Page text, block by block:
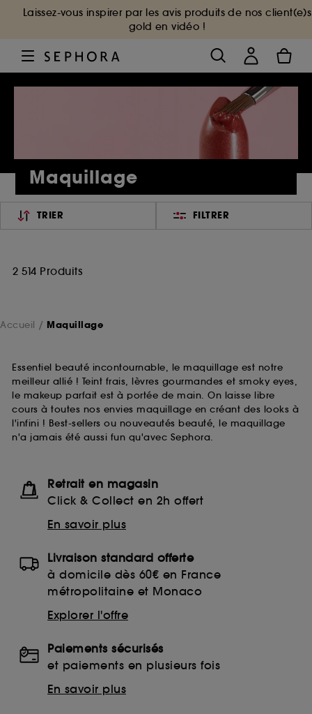
Laissez-vous inspirer par les avis produits de nos client(e)s
gold en vidéo !
Maquillage
TRIER FILTRER
2 514 Produits
Accueil Maquillage
Essentiel beauté incontournable, le maquillage est notre
meilleur allié ! Teint frais, lèvres gourmandes et smoky eyes,
le makeup parfait est à portée de main. On laisse libre
cours à toutes nos envies maquillage en créant des looks à
l'infini ! Best-sellers ou nouveautés beauté, le maquillage
n'a jamais été aussi fun qu'avec Sephora.
Retrait en magasin
Click & Collect en 2h offert
En savoir plus
Livraison standard offerte
à domicile dès 60€ en France
métropolitaine et Monaco
Explorer l'offre
Paiements sécurisés
et paiements en plusieurs fois
En savoir plus